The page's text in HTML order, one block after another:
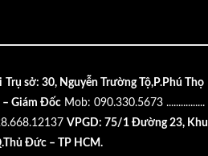
Trụ sở: 30, Nguyễn Trường Tộ,P.Phú Thọ
– Giám Đốc Mob: 090.330.5673 ................
VPGD: 75/1 Đường 23, Khu
Đức – TP HCM.